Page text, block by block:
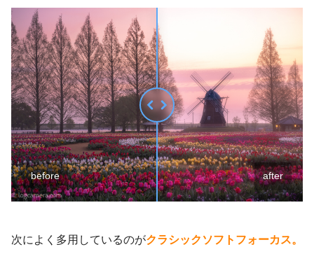
before after
次によく多用しているのがクラシックソフトフォーカス。